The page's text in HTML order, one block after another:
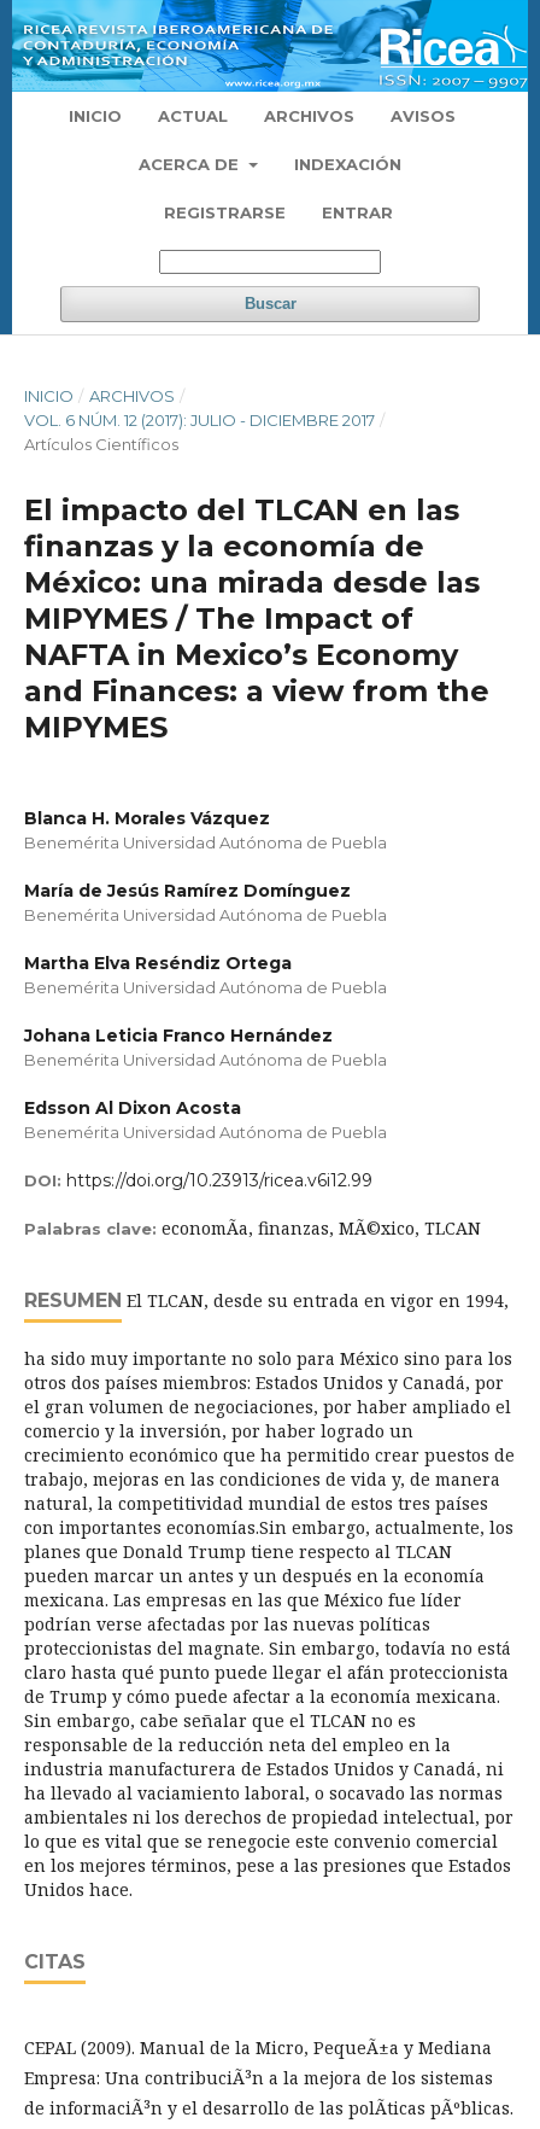
INICIO ACTUAL ARCHIVOS AVISOS
ACERCA DE INDEXACIÓN
REGISTRARSE ENTRAR
Buscar
INICIO / ARCHIVOS /
VOL. 6 NÚM. 12 (2017): JULIO - DICIEMBRE 2017 /
Artículos Científicos
El impacto del TLCAN en las
finanzas y la economía de
México: una mirada desde las
MIPYMES / The Impact of
NAFTA in Mexico’s Economy
and Finances: a view from the
MIPYMES
Blanca H. Morales Vázquez
Benemérita Universidad Autónoma de Puebla
María de Jesús Ramírez Domínguez
Benemérita Universidad Autónoma de Puebla
Martha Elva Reséndiz Ortega
Benemérita Universidad Autónoma de Puebla
Johana Leticia Franco Hernández
Benemérita Universidad Autónoma de Puebla
Edsson Al Dixon Acosta
Benemérita Universidad Autónoma de Puebla
DOI: https://doi.org/10.23913/ricea.v6i12.99
Palabras clave: economÃ­a, finanzas, MÃ©xico, TLCAN
RESUMEN El TLCAN, desde su entrada en vigor en 1994,
ha sido muy importante no solo para México sino para los
otros dos países miembros: Estados Unidos y Canadá, por
el gran volumen de negociaciones, por haber ampliado el
comercio y la inversión, por haber logrado un
crecimiento económico que ha permitido crear puestos de
trabajo, mejoras en las condiciones de vida y, de manera
natural, la competitividad mundial de estos tres países
con importantes economías.Sin embargo, actualmente, los
planes que Donald Trump tiene respecto al TLCAN
pueden marcar un antes y un después en la economía
mexicana. Las empresas en las que México fue líder
podrían verse afectadas por las nuevas políticas
proteccionistas del magnate. Sin embargo, todavía no está
claro hasta qué punto puede llegar el afán proteccionista
de Trump y cómo puede afectar a la economía mexicana.
Sin embargo, cabe señalar que el TLCAN no es
responsable de la reducción neta del empleo en la
industria manufacturera de Estados Unidos y Canadá, ni
ha llevado al vaciamiento laboral, o socavado las normas
ambientales ni los derechos de propiedad intelectual, por
lo que es vital que se renegocie este convenio comercial
en los mejores términos, pese a las presiones que Estados
Unidos hace.
CITAS
CEPAL (2009). Manual de la Micro, PequeÃ±a y Mediana
Empresa: Una contribuciÃ³n a la mejora de los sistemas
de informaciÃ³n y el desarrollo de las polÃ­ticas pÃºblicas.